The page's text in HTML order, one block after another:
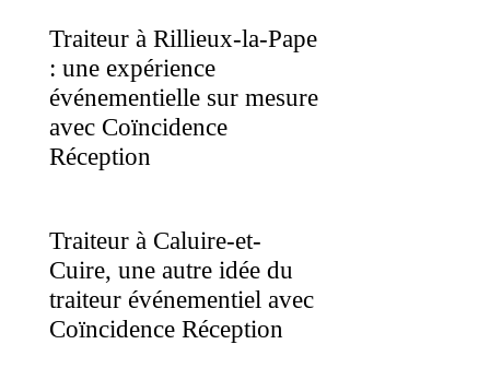
Traiteur à Rillieux-la-Pape
: une expérience
événementielle sur mesure
avec Coïncidence
Réception
Traiteur à Caluire-et-
Cuire, une autre idée du
traiteur événementiel avec
Coïncidence Réception